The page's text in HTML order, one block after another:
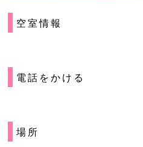
空室情報
電話をかける
場所